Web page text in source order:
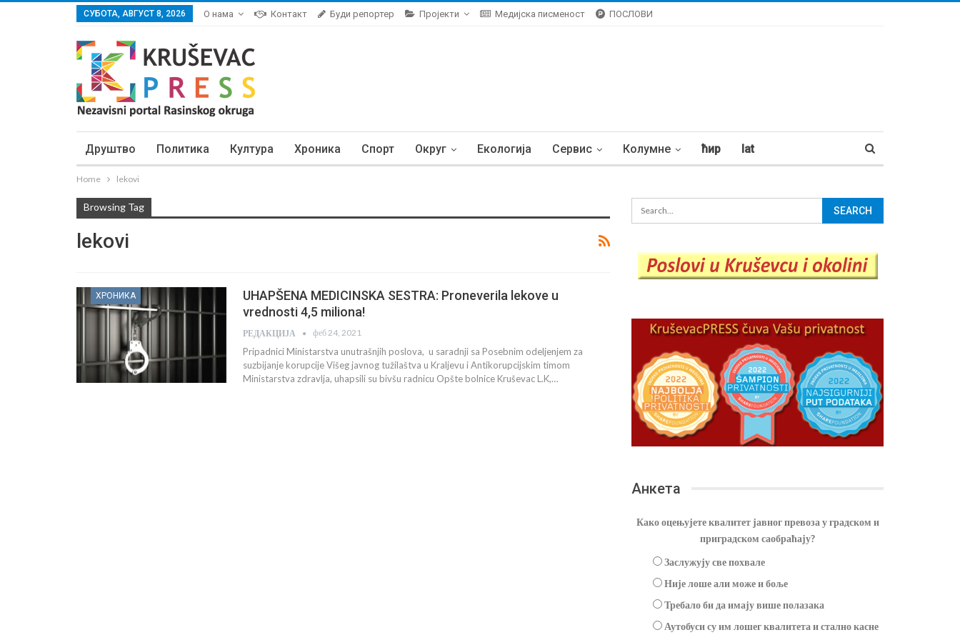
СУБОТА, АВГУСТ 8, 2026 О нама Контакт Буди репортер Пројекти Медијска писменост ПОСЛОВИ
Друштво Политика Култура Хроника Спорт Округ Екологија Сервис Колумне ћир lat
Home lekovi
Browsing Tag
lekovi
ХРОНИКА
UHAPŠENA MEDICINSKA SESTRA: Proneverila lekove u
vrednosti 4,5 miliona!
РЕДАКЦИЈА феб 24, 2021
Pripadnici Ministarstva unutrašnjih poslova, u saradnji sa Posebnim odeljenjem za
suzbijanje korupcije Višeg javnog tužilaštva u Kraljevu i Antikorupcijskim timom
Ministarstva zdravlja, uhapsili su bivšu radnicu Opšte bolnice Kruševac L.K,…
Анкета
Како оцењујете квалитет јавног превоза у градском и
приградском саобраћају?
Заслужују све похвале
Није лоше али може и боље
Требало би да имају више полазака
Аутобуси су им лошег квалитета и стално касне